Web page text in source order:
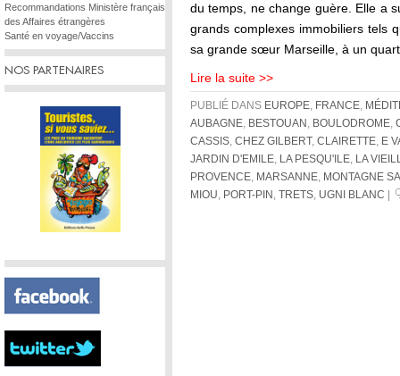
Recommandations Ministère français
des Affaires étrangères
Santé en voyage/Vaccins
NOS PARTENAIRES
du temps, ne change guère. Elle a
grands complexes immobiliers tels
sa grande sœur Marseille, à un
Lire la suite >>
PUBLIÉ DANS EUROPE FRANCE
AUBAGNE
BESTOUAN BOULODROME
CASSIS CHEZ GILBERT, CLAIRETTE
E
JARDIN D'EMILE
LA PESQU'ILE
LA
PROVENCE
MARSANNE
MONTAGNE
MIOU
PORT-PIN TRETS UGNI BLANC